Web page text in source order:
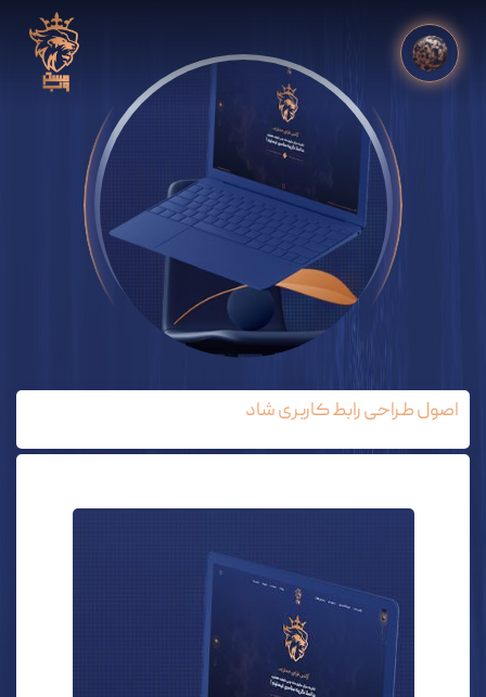
اصول طراحی رابط کاربری شاد